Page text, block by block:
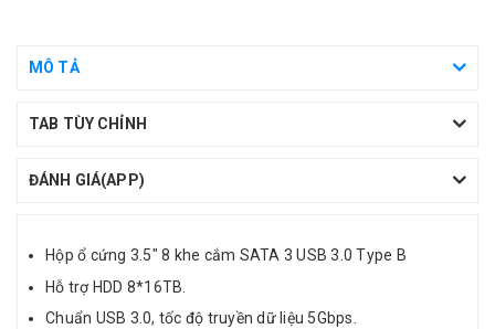
MÔ TẢ
TAB TÙY CHỈNH
ĐÁNH GIÁ(APP)
Hộp ổ cứng 3.5" 8 khe cắm SATA 3 USB 3.0 Type B
Hỗ trợ HDD 8*16TB.
Chuẩn USB 3.0, tốc độ truyền dữ liệu 5Gbps.